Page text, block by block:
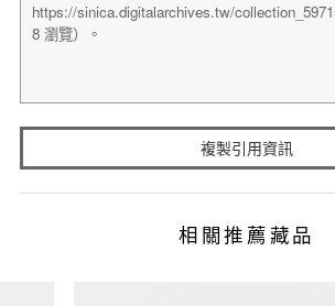
複製引用資訊
相關推薦藏品